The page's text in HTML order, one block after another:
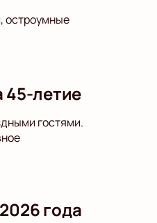
остроумные
45-летие
гостями.
года